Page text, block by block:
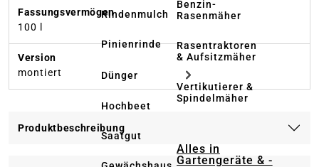
Rindenmulch
Pinienrinde
Dünger
Hochbeet
Saatgut
Benzin-
Rasenmäher
Rasentraktoren
& Aufsitzmäher
Vertikutierer &
Spindelmäher
Alles in
Gartengeräte & -
Fassungsvermögen
100 l
Version
montiert
Produktbeschreibung